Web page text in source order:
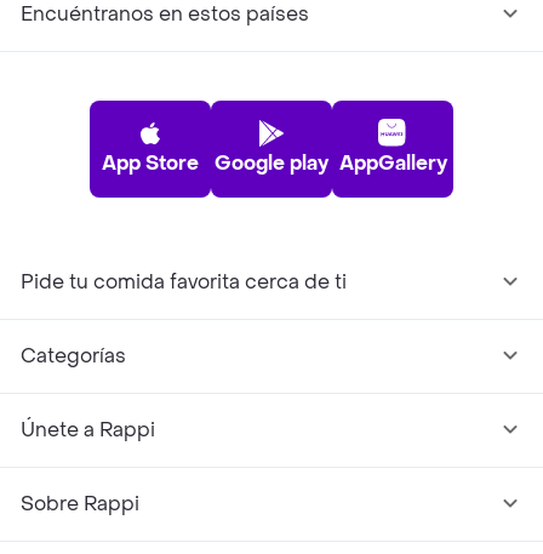
Encuéntranos en estos países
App Store Google play AppGallery
Pide tu comida favorita cerca de ti
Categorías
Únete a Rappi
Sobre Rappi